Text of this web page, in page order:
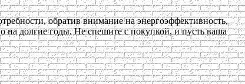
обратив внимание на энергоэффективность,
на долгие годы. Не спешите с покупкой, и пусть ваша